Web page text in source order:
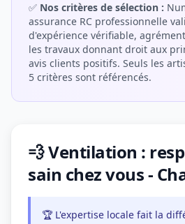
✅ Nos critères de sélection :
assurance RC professionnelle
d'expérience vérifiable,
les travaux donnant droit aux
avis clients positifs. Seuls les
5 critères sont référencés.
💨 Ventilation :
sain chez vous -
🏆 L'expertise locale fait la